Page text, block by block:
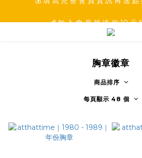
💰 填 寫 完 整 會 員 資 訊 再 送
胸章徽章
商品排序
每頁顯示 48 個